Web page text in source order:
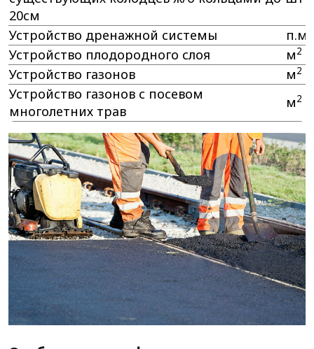
20см
Устройство дренажной системы
п.м.
Устройство плодородного слоя
м2
Устройство газонов м2
Устройство газонов с посевом
многолетних трав
м2